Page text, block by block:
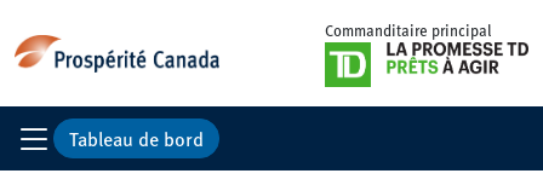
Commanditaire principal
Tableau de bord